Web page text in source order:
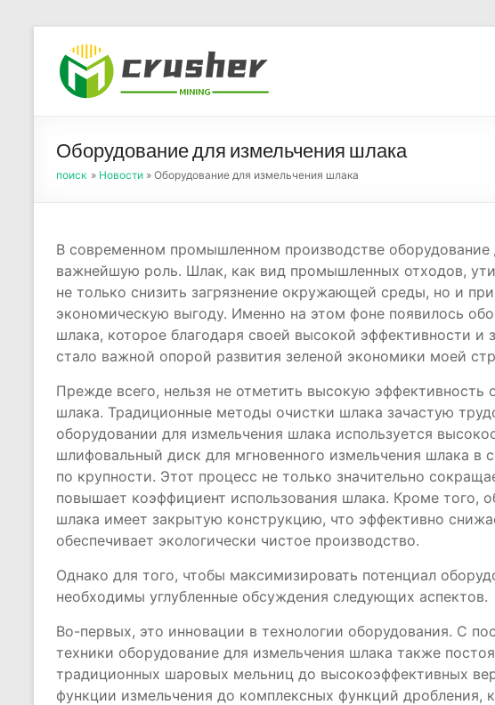
content
Оборудование для измельчения шлака
поиск » Новости » Оборудование для измельчения шлака
В современном промышленном производстве оборудование
важнейшую роль. Шлак, как вид промышленных отходов,
не только снизить загрязнение окружающей среды, но и
экономическую выгоду. Именно на этом фоне появилось
шлака, которое благодаря своей высокой эффективности
стало важной опорой развития зеленой экономики моей
Прежде всего, нельзя не отметить высокую эффективность
шлака. Традиционные методы очистки шлака зачастую
оборудовании для измельчения шлака используется
шлифовальный диск для мгновенного измельчения шлака в
по крупности. Этот процесс не только значительно
повышает коэффициент использования шлака. Кроме того,
шлака имеет закрытую конструкцию, что эффективно
обеспечивает экологически чистое производство.
Однако для того, чтобы максимизировать потенциал
необходимы углубленные обсуждения следующих аспектов.
Во-первых, это инновации в технологии оборудования. С
техники оборудование для измельчения шлака также
традиционных шаровых мельниц до высокоэффективных
функции измельчения до комплексных функций дробления,